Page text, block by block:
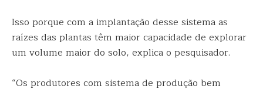
Isso porque com a implantação desse sistema as
raízes das plantas têm maior capacidade de explorar
um volume maior do solo, explica o pesquisador.
“Os produtores com sistema de produção bem